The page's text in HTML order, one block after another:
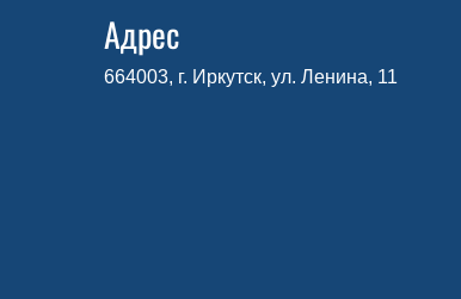
Адрес
664003, г. Иркутск, ул. Ленина, 11